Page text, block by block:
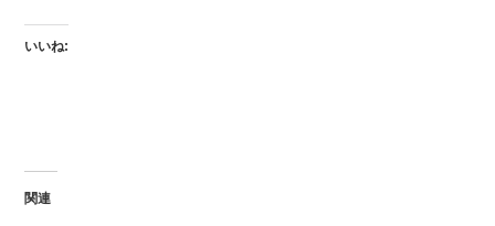
いいね:
関連